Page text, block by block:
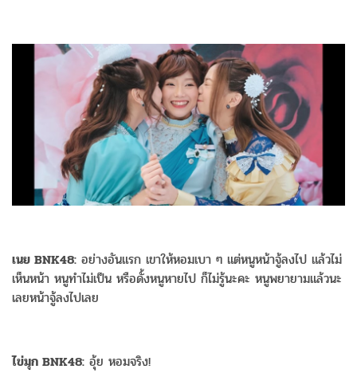
เนย BNK48: อย่างอันแรก เขาให้หอมเบา ๆ แต่หนูหน้าจู้ลงไป แล้วไม่
เห็นหน้า หนูทำไม่เป็น หรือดั้งหนูหายไป ก็ไม่รู้นะคะ หนูพยายามแล้วนะ
เลยหน้าจู้ลงไปเลย
ไข่มุก BNK48: อุ้ย หอมจริง!